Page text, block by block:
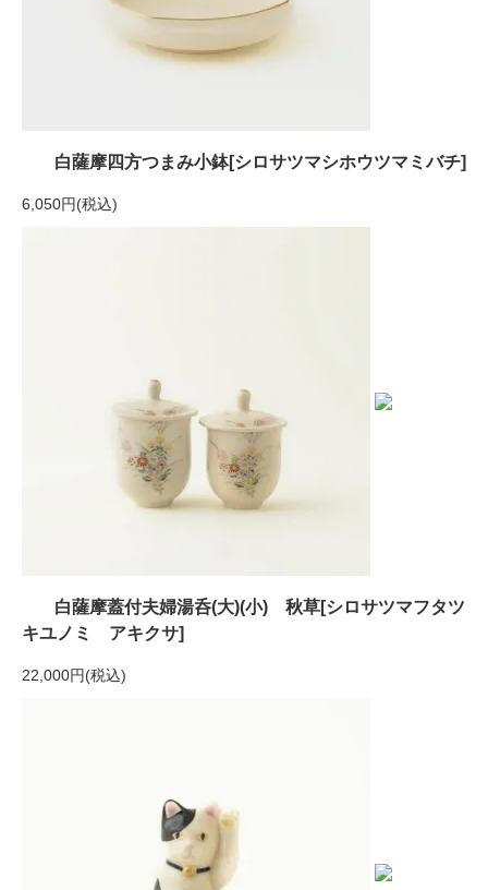
白薩摩四方つまみ小鉢[シロサツマシホウツマミバチ]
6,050円(税込)
白薩摩蓋付夫婦湯呑(大)(小) 秋草[シロサツマフタツ
キユノミ アキクサ]
22,000円(税込)